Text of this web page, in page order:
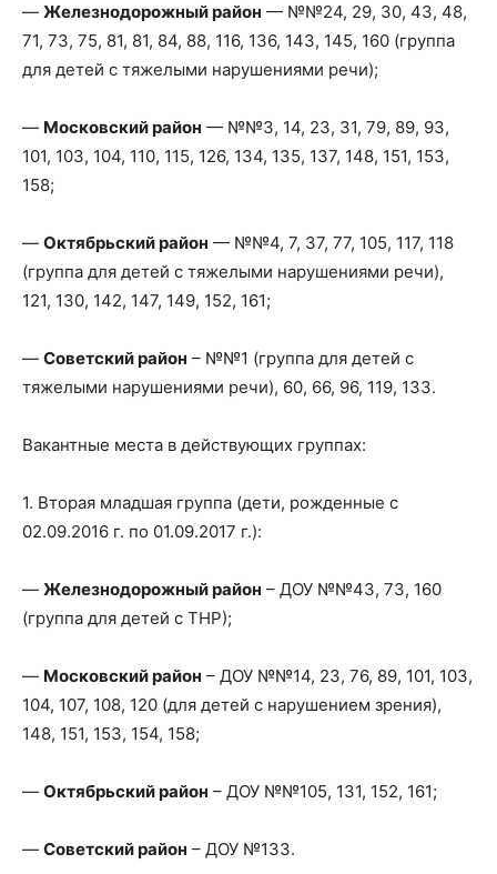
— Железнодорожный район — №№24, 29, 30, 43, 48,
71, 73, 75, 81, 81, 84, 88, 116, 136, 143, 145, 160 (группа
для детей с тяжелыми нарушениями речи);
— Московский район — №№3, 14, 23, 31, 79, 89, 93,
101, 103, 104, 110, 115, 126, 134, 135, 137, 148, 151, 153,
158;
— Октябрьский район — №№4, 7, 37, 77, 105, 117, 118
(группа для детей с тяжелыми нарушениями речи),
121, 130, 142, 147, 149, 152, 161;
— Советский район – №№1 (группа для детей с
тяжелыми нарушениями речи), 60, 66, 96, 119, 133.
Вакантные места в действующих группах:
1. Вторая младшая группа (дети, рожденные с
02.09.2016 г. по 01.09.2017 г.):
— Железнодорожный район – ДОУ №№43, 73, 160
(группа для детей с ТНР);
— Московский район – ДОУ №№14, 23, 76, 89, 101, 103,
104, 107, 108, 120 (для детей с нарушением зрения),
148, 151, 153, 154, 158;
— Октябрьский район – ДОУ №№105, 131, 152, 161;
— Советский район – ДОУ №133.